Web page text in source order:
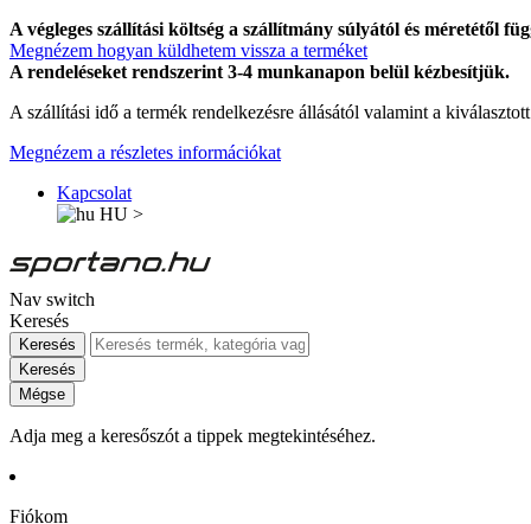
A végleges szállítási költség a szállítmány súlyától és méretétől
Megnézem hogyan küldhetem vissza a terméket
A rendeléseket rendszerint 3-4 munkanapon belül kézbesítjük.
A szállítási idő a termék rendelkezésre állásától valamint a
Megnézem a részletes információkat
Kapcsolat
HU >
Nav switch
Keresés
Keresés
Keresés
Mégse
Adja meg a keresőszót a tippek megtekintéséhez.
Fiókom